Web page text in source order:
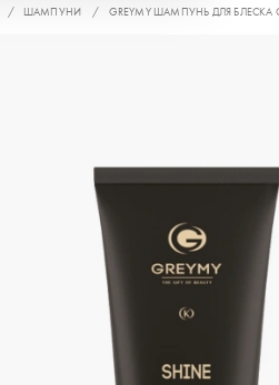
ШАМПУНИ GREYMY ШАМПУНЬ ДЛЯ БЛЕСКА